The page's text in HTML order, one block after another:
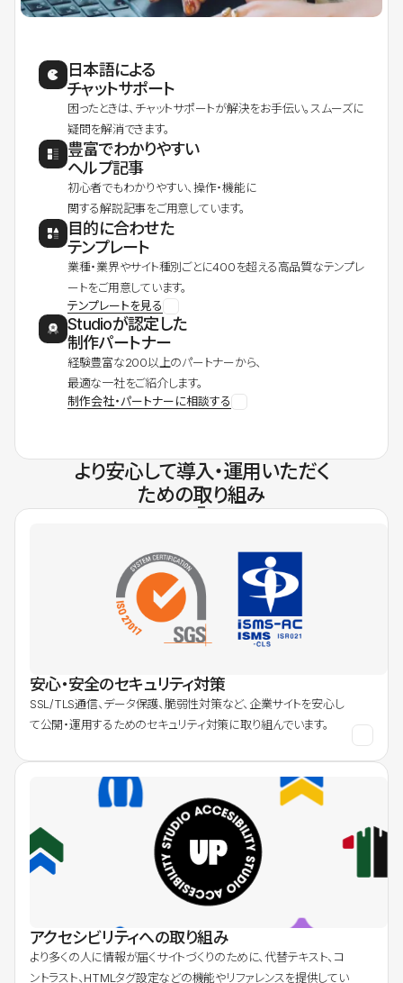
日本語による
チャットサポート
困ったときは、チャットサポートが解決をお手伝い。スムーズに
疑問を解消できます。
豊富でわかりやすい
ヘルプ記事
初心者でもわかりやすい、操作・機能に
関する解説記事をご用意しています。
目的に合わせた
テンプレート
業種・業界やサイト種別ごとに400を超える高品質なテンプレ
ートをご用意しています。
テンプレートを見る
Studioが認定した
制作パートナー
経験豊富な200以上のパートナーから、
最適な一社をご紹介します。
制作会社・パートナーに相談する
より安心して導入・運用いただく
ための取り組み
安心・安全のセキュリティ対策
SSL/TLS通信、データ保護、脆弱性対策など、企業サイトを安心し
て公開・運用するためのセキュリティ対策に取り組んでいます。
アクセシビリティへの取り組み
より多くの人に情報が届くサイトづくりのために、代替テキスト、コ
ントラスト、HTMLタグ設定などの機能やリファレンスを提供してい